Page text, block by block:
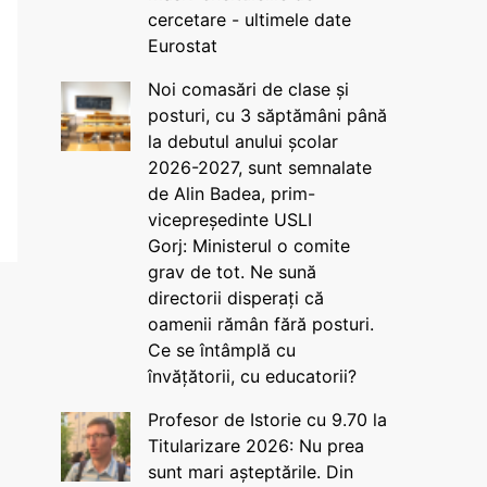
cercetare - ultimele date
Eurostat
Noi comasări de clase și
posturi, cu 3 săptămâni până
la debutul anului școlar
2026-2027, sunt semnalate
de Alin Badea, prim-
vicepreședinte USLI
Gorj: Ministerul o comite
grav de tot. Ne sună
directorii disperați că
oamenii rămân fără posturi.
Ce se întâmplă cu
învățătorii, cu educatorii?
Profesor de Istorie cu 9.70 la
Titularizare 2026: Nu prea
sunt mari așteptările. Din